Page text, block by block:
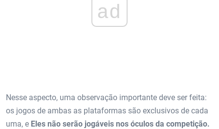
ad
Nesse aspecto, uma observação importante deve ser feita:
os jogos de ambas as plataformas são exclusivos de cada
uma, e Eles não serão jogáveis ​​nos óculos da competição.